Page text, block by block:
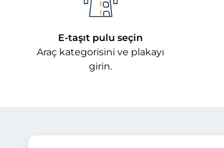
E-taşıt pulu seçin
Araç kategorisini ve plakayı
girin.